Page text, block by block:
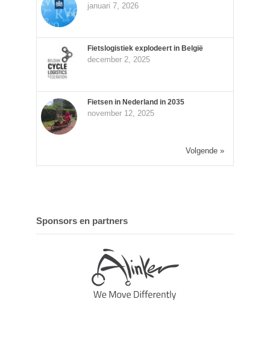
januari 7, 2026
Fietslogistiek explodeert in België
december 2, 2025
Fietsen in Nederland in 2035
november 12, 2025
Volgende »
Sponsors en partners